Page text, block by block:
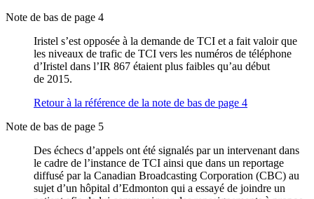
Note de bas de page 4
Iristel s’est opposée à la demande de TCI et a fait valoir que
les niveaux de trafic de TCI vers les numéros de téléphone
d’Iristel dans l’IR 867 étaient plus faibles qu’au début
de 2015.
Retour à la référence de la note de bas de page 4
Note de bas de page 5
Des échecs d’appels ont été signalés par un intervenant dans
le cadre de l’instance de TCI ainsi que dans un reportage
diffusé par la Canadian Broadcasting Corporation (CBC) au
sujet d’un hôpital d’Edmonton qui a essayé de joindre un